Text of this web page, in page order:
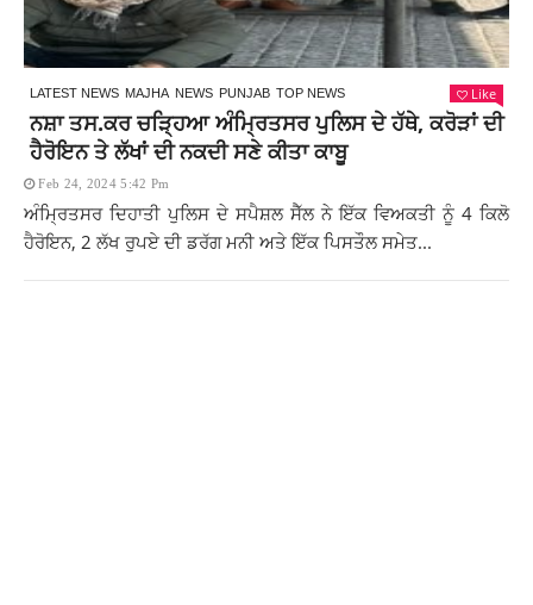
LATEST NEWS MAJHA NEWS PUNJAB TOP NEWS Like
ਨਸ਼ਾ ਤਸ.ਕਰ ਚੜ੍ਹਿਆ ਅੰਮ੍ਰਿਤਸਰ ਪੁਲਿਸ ਦੇ ਹੱਥੇ, ਕਰੋੜਾਂ ਦੀ
ਹੈਰੋਇਨ ਤੇ ਲੱਖਾਂ ਦੀ ਨਕਦੀ ਸਣੇ ਕੀਤਾ ਕਾਬੂ
Feb 24, 2024 5:42 Pm
ਅੰਮ੍ਰਿਤਸਰ ਦਿਹਾਤੀ ਪੁਲਿਸ ਦੇ ਸਪੈਸ਼ਲ ਸੈੱਲ ਨੇ ਇੱਕ ਵਿਅਕਤੀ ਨੂੰ 4 ਕਿਲੋ
ਹੈਰੋਇਨ, 2 ਲੱਖ ਰੁਪਏ ਦੀ ਡਰੱਗ ਮਨੀ ਅਤੇ ਇੱਕ ਪਿਸਤੌਲ ਸਮੇਤ...